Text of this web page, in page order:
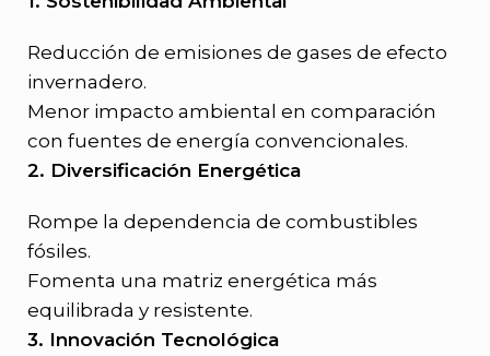
Reducción de emisiones de gases de efecto
invernadero.
Menor impacto ambiental en comparación
con fuentes de energía convencionales.
2. Diversificación Energética
Rompe la dependencia de combustibles
fósiles.
Fomenta una matriz energética más
equilibrada y resistente.
3. Innovación Tecnológica